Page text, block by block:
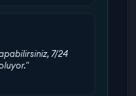
7/24